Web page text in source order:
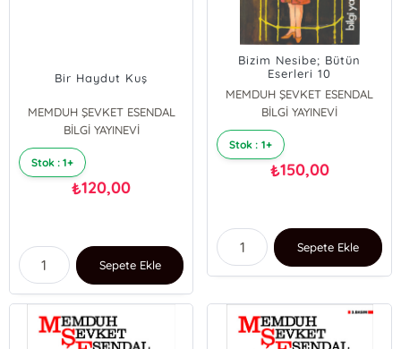
Bir Haydut Kuş
MEMDUH ŞEVKET ESENDAL
BİLGİ YAYINEVİ
Stok : 1+
₺120,00
Sepete Ekle
Bizim Nesibe; Bütün
Eserleri 10
MEMDUH ŞEVKET ESENDAL
BİLGİ YAYINEVİ
Stok : 1+
₺150,00
Sepete Ekle